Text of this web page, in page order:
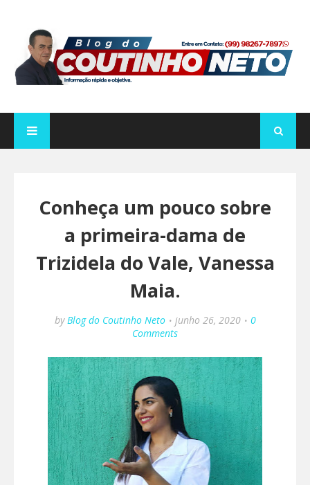
Conheça um pouco sobre
a primeira-dama de
Trizidela do Vale, Vanessa
Maia.
by Blog do Coutinho Neto junho 26, 2020
0
Comments